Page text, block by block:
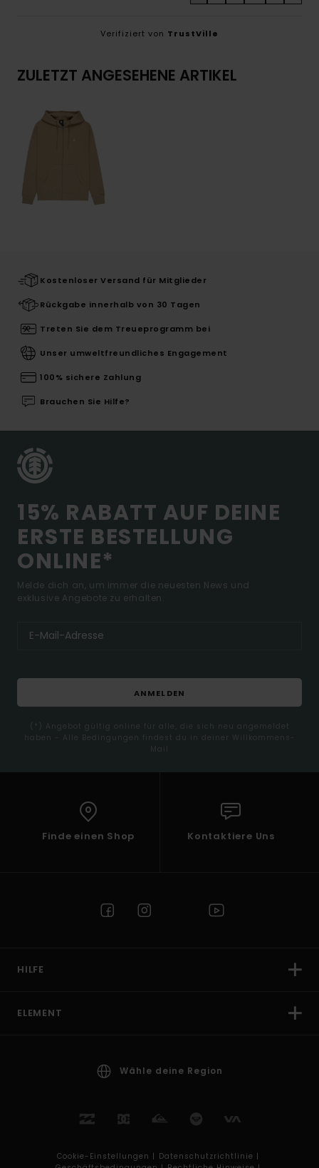
Verifiziert von TrustVille
ZULETZT ANGESEHENE ARTIKEL
Kostenloser Versand für Mitglieder
Rückgabe innerhalb von 30 Tagen
Treten Sie dem Treueprogramm bei
Unser umweltfreundliches Engagement
100% sichere Zahlung
Brauchen Sie Hilfe?
15% RABATT AUF DEINE
ERSTE BESTELLUNG
ONLINE*
Melde dich an, um immer die neuesten News und
exklusive Angebote zu erhalten.
ANMELDEN
(*) Angebot gültig online für alle, die sich neu angemeldet
haben - Alle Bedingungen findest du in deiner Willkommens-
Mail
Finde einen Shop Kontaktiere Uns
HILFE
ELEMENT
Wähle deine Region
Cookie-Einstellungen | Datenschutzrichtlinie |